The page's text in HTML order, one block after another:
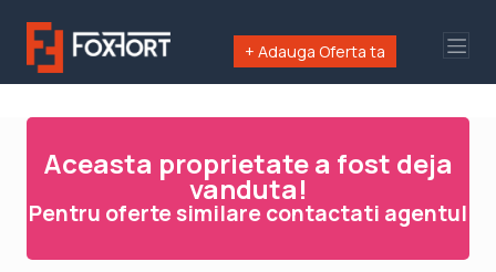
+ Adauga Oferta ta
Aceasta proprietate a fost deja
vanduta!
Pentru oferte similare contactati agentul